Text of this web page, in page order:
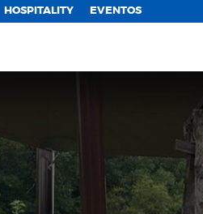
HOSPITALITY EVENTOS